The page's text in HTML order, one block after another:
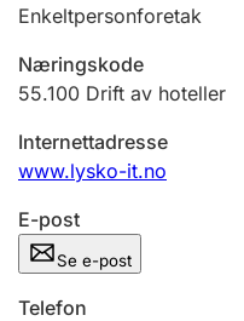
Offentlig sektor
Enkeltpersonforetak
Næringskode
55.100 Drift av hoteller
Internettadresse
www.lysko-it.no
E-post
Se e-post
Telefon